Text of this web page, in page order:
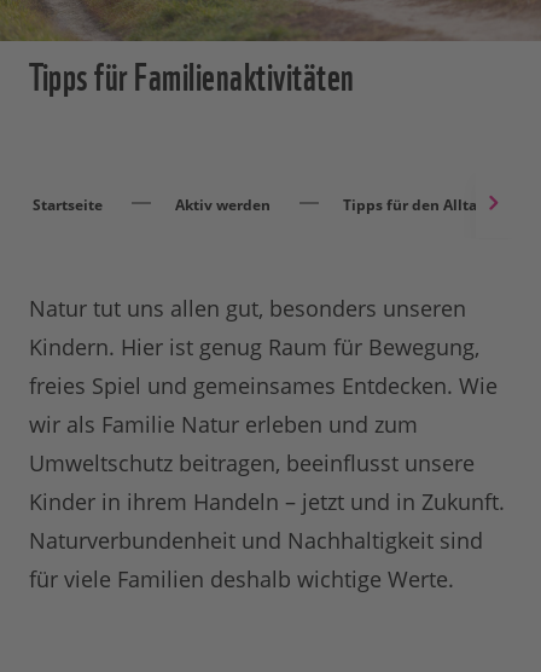
Tipps für Familienaktivitäten
Startseite Aktiv werden Tipps für den Alltag
Natur tut uns allen gut, besonders unseren
Kindern. Hier ist genug Raum für Bewegung,
freies Spiel und gemeinsames Entdecken. Wie
wir als Familie Natur erleben und zum
Umweltschutz beitragen, beeinflusst unsere
Kinder in ihrem Handeln – jetzt und in Zukunft.
Naturverbundenheit und Nachhaltigkeit sind
für viele Familien deshalb wichtige Werte.